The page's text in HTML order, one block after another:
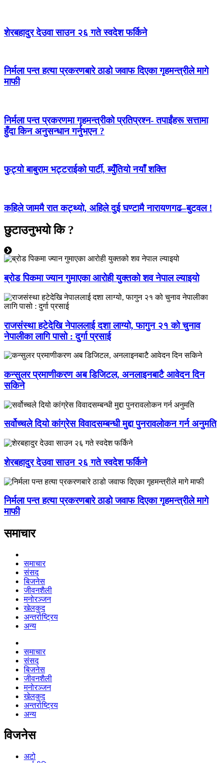
शेरबहादुर देउवा साउन २६ गते स्वदेश फर्किने
निर्मला पन्त हत्या प्रकरणबारे ठाडो जवाफ दिएका गृहमन्त्रीले मागे
माफी
निर्मला पन्त प्रकरणमा गृहमन्त्रीको प्रतिप्रश्न- तपाईंहरू सत्तामा
हुँदा किन अनुसन्धान गर्नुभएन ?
फुट्यो बाबुराम भट्टराईको पार्टी, ब्युँतियो नयाँ शक्ति
कहिले जाममै रात कट्थ्यो, अहिले दुई घण्टामै नारायणगढ–बुटवल !
छुटाउनुभयो कि ?
ब्रोड पिकमा ज्यान गुमाएका आरोही युक्तको शव नेपाल ल्याइयो
राजसंस्था हटेदेखि नेपाललाई दशा लाग्यो, फागुन २१ को चुनाव
नेपालीका लागि पासो : दुर्गा प्रसाई
कन्सुलर प्रमाणीकरण अब डिजिटल, अनलाइनबाटै आवेदन दिन
सकिने
सर्वोच्चले दियो कांग्रेस विवादसम्बन्धी मुद्दा पुनरावलोकन गर्न अनुमति
शेरबहादुर देउवा साउन २६ गते स्वदेश फर्किने
निर्मला पन्त हत्या प्रकरणबारे ठाडो जवाफ दिएका गृहमन्त्रीले मागे
माफी
समाचार
समाचार
संसद
बिजनेस
जीवनशैली
मनोरञ्जन
खेलकुद
अन्तर्राष्ट्रिय
अन्य
समाचार
संसद
बिजनेस
जीवनशैली
मनोरञ्जन
खेलकुद
अन्तर्राष्ट्रिय
अन्य
विजनेस
अटो